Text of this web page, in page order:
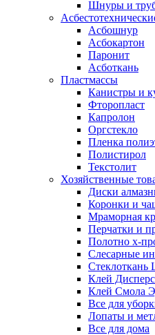
Шнуры и
Асбошнур
Асбокартон
Паронит
Асботкань
Пластмассы
Канистры и
Фторопласт
Капролон
Оргстекло
Пленка
Полистирол
Текстолит
Хозяйственные
Диски
Коронки и
Мраморная
Перчатки и
Полотно х-
Слесарные
Стеклоткань
Клей
Клей Смола
Все для
Лопаты и
Все для дома